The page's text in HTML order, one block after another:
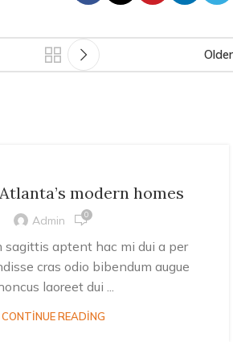
Older
modern homes
Admin 0
sagittis aptent hac mi dui a per
cras odio bibendum augue
laoreet dui ...
CONTINUE READING